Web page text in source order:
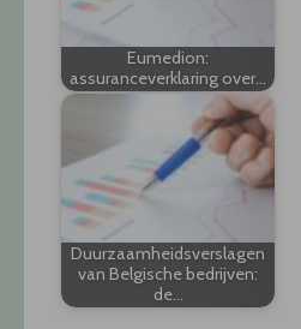
Eumedion:
assuranceverklaring over…
Duurzaamheidsverslagen
van Belgische bedrijven:
de…